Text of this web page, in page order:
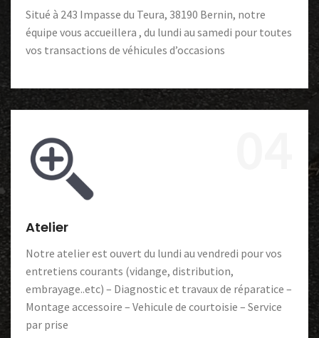
Situé à 243 Impasse du Teura, 38190 Bernin, notre
équipe vous accueillera , du lundi au samedi pour toutes
vos transactions de véhicules d’occasions
Atelier
Notre atelier est ouvert du lundi au vendredi pour vos
entretiens courants (vidange, distribution,
embrayage..etc) – Diagnostic et travaux de réparatice –
Montage accessoire – Vehicule de courtoisie – Service
par prise